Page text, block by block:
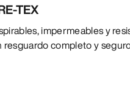
TEX
impermeables y
completo y